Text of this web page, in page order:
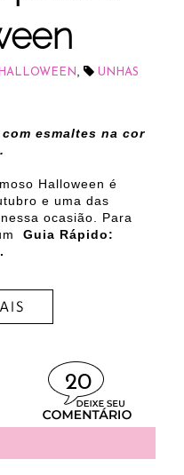
HALLOWEEN, UNHAS
esmaltes na cor
Halloween é
e uma das
ocasião. Para
Guia Rápido:
20